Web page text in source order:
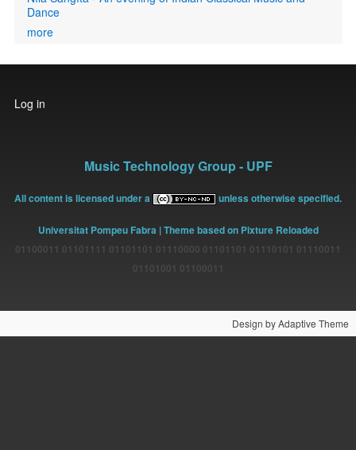
Dance
more
User
account
Log in
Music Technology Group - UPF
All content is licensed under a unless otherwise specified.
Universitat Pompeu Fabra | Theme based on Pixture Reloaded
01100011 01101111 01101101 01110000 01101101 01110101 01110011
Design by Adaptive Theme